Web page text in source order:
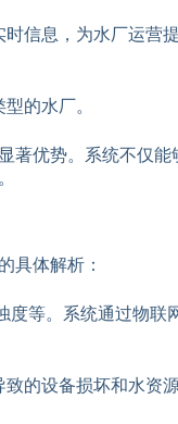
信息，为水厂运营
的水厂。
优势。系统不仅
具体解析：
等。系统通过物
的设备损坏和水资源